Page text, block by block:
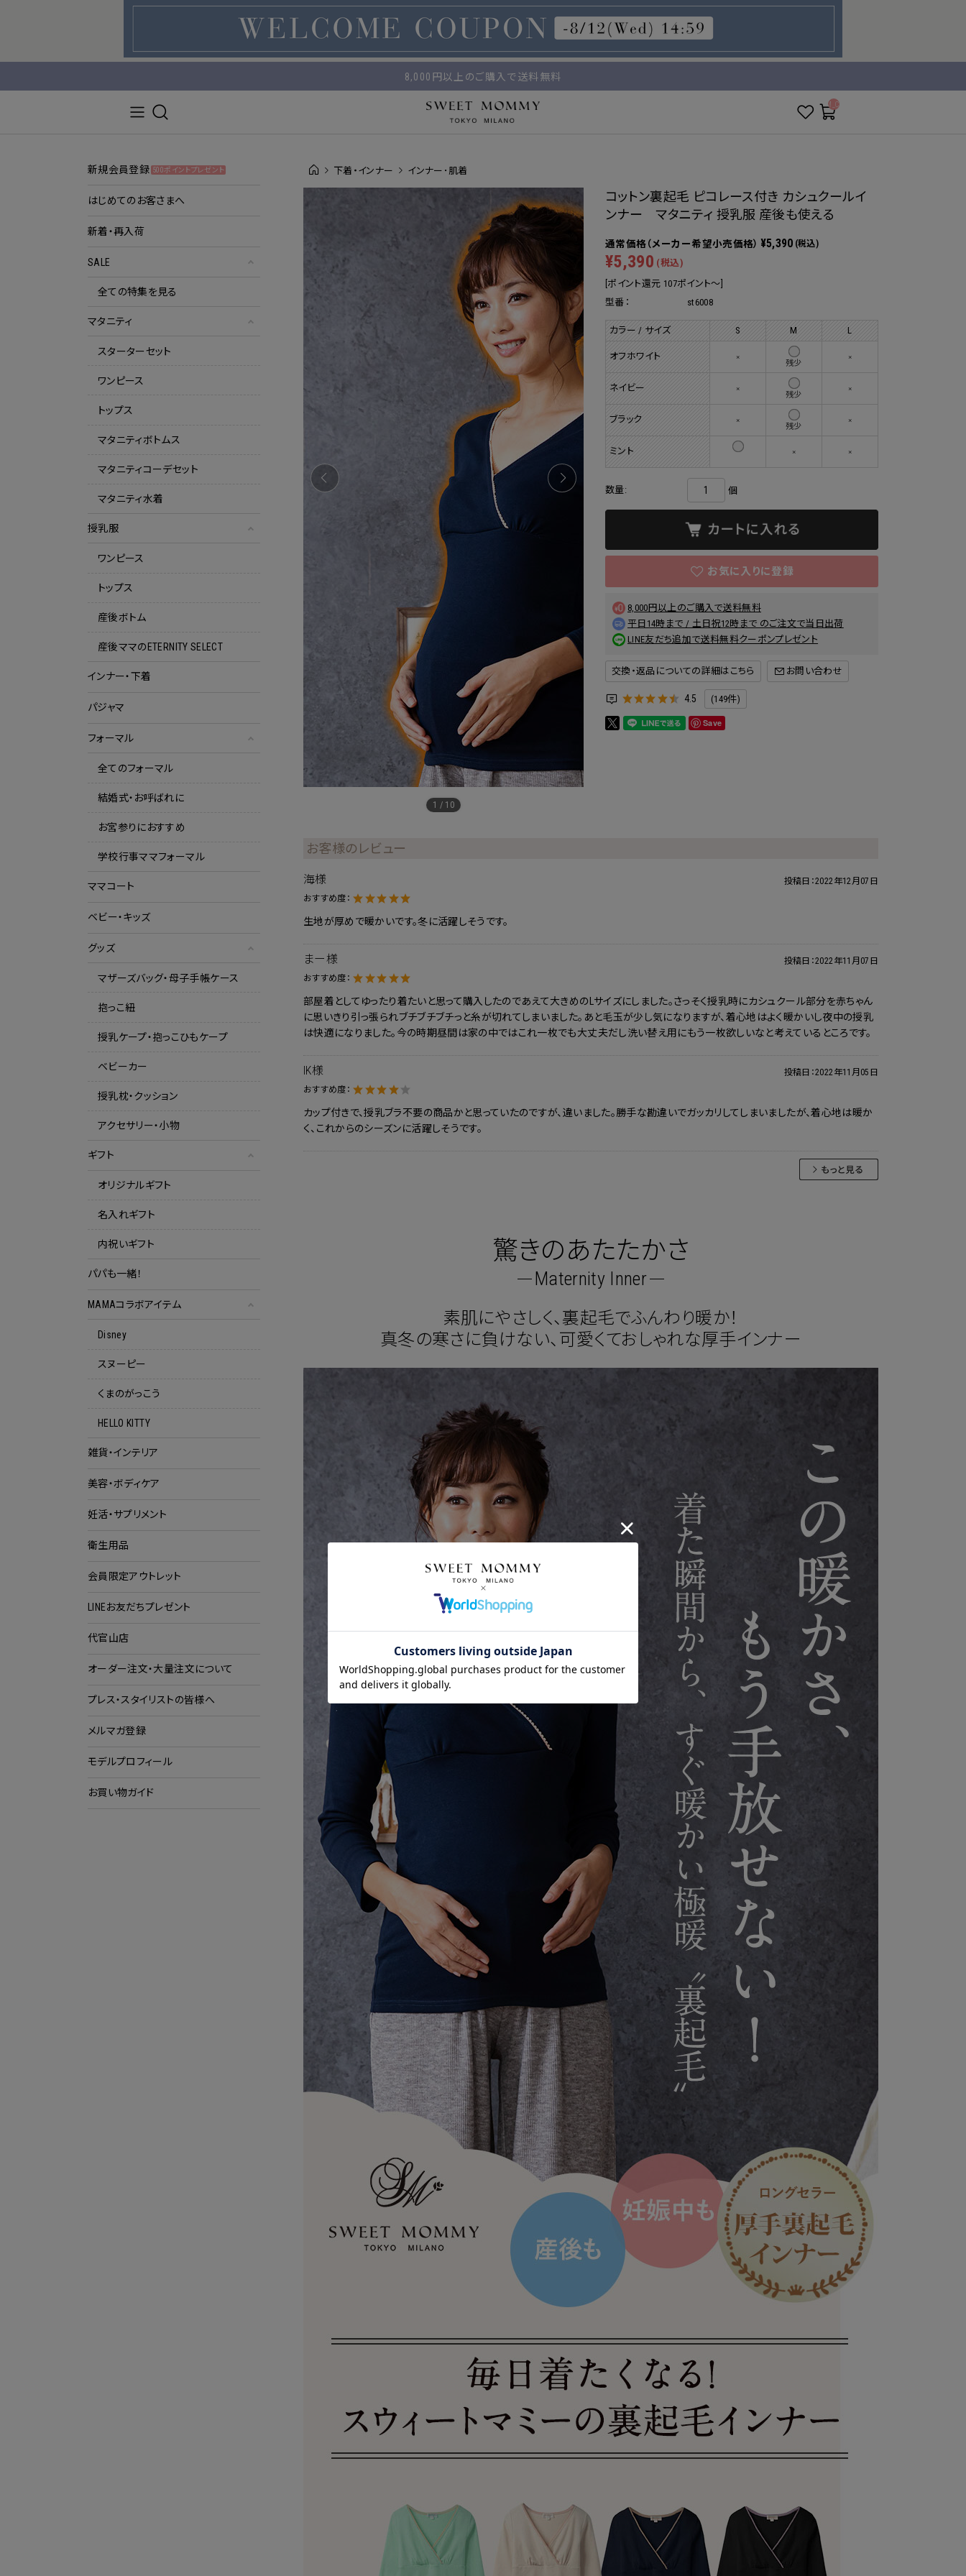
マタニティウェア・授乳服のスウィートマミー
8,000円以上のご購入で送料無料
__ITM_CNT__
下着・インナー インナー･肌着
1 / 10
コットン裏起毛 ピコレース付き カシュクールイ
ンナー マタニティ 授乳服 産後も使える
¥5,390 (税込)
¥5,390 (税込)
[ポイント還元 107ポイント～]
型番：
st6008
カラー / サイズ S M L
オフホワイト ×
残少
×
ネイビー ×
残少
×
ブラック ×
残少
×
ミント × ×
数量: 個
8,000円以上のご購入で送料無料
平日14時まで / 土日祝12時まで のご注文で当日出荷
LINE友だち追加で送料無料クーポンプレゼント
交換・返品についての詳細はこちら
4.5 (149件)
Save
お客様のレビュー
海様 投稿日：2022年12月07日
おすすめ度：
生地が厚めで暖かいです。冬に活躍しそうです。
まー様 投稿日：2022年11月07日
おすすめ度：
部屋着としてゆったり着たいと思って購入したのであえて大きめのLサイズにしました。さっそく授乳時にカシュクール部分を赤ちゃん
に思いきり引っ張られブチブチブチっと糸が切れてしまいました。あと毛玉が少し気になりますが、着心地はよく暖かいし夜中の授乳
は快適になりました。今の時期昼間は家の中ではこれ一枚でも大丈夫だし洗い替え用にもう一枚欲しいなと考えているところです。
IK様 投稿日：2022年11月05日
おすすめ度：
カップ付きで、授乳ブラ不要の商品かと思っていたのですが、違いました。勝手な勘違いでガッカリしてしまいましたが、着心地は暖か
く、これからのシーズンに活躍しそうです。
驚きのあたたかさ
Maternity Inner
素肌にやさしく、裏起毛でふんわり暖か！
真冬の寒さに負けない、可愛くておしゃれな厚手インナー
新規会員登録 500ポイントプレゼント
はじめてのお客さまへ
新着・再入荷
SALE
全ての特集を見る
マタニティ
スターターセット
ワンピース
トップス
マタニティボトムス
マタニティコーデセット
マタニティ水着
授乳服
ワンピース
トップス
産後ボトム
産後ママのETERNITY SELECT
インナー・下着
パジャマ
フォーマル
全てのフォーマル
結婚式・お呼ばれに
お宮参りにおすすめ
学校行事ママフォーマル
ママコート
ベビー・キッズ
グッズ
マザーズバッグ・母子手帳ケース
抱っこ紐
授乳ケープ・抱っこひもケープ
ベビーカー
授乳枕・クッション
アクセサリー・小物
ギフト
オリジナルギフト
名入れギフト
内祝いギフト
パパも一緒！
MAMAコラボアイテム
Disney
スヌーピー
くまのがっこう
HELLO KITTY
雑貨・インテリア
美容・ボディケア
妊活・サプリメント
衛生用品
会員限定アウトレット
LINEお友だちプレゼント
代官山店
オーダー注文・大量注文について
プレス・スタイリストの皆様へ
メルマガ登録
モデルプロフィール
お買い物ガイド
クーポンコードをコピーしました。
クーポンのご利用には会員登録が必要となります。